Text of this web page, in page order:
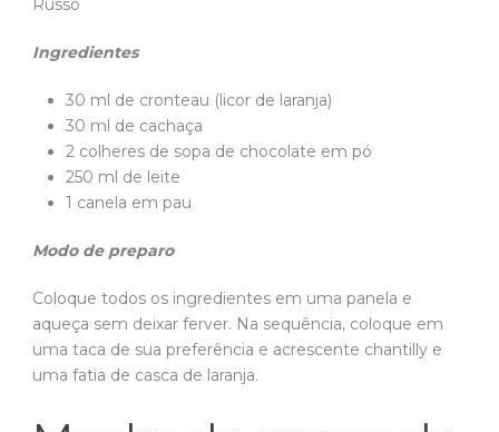
Ingredientes
30 ml de cronteau (licor de laranja)
30 ml de cachaça
2 colheres de sopa de chocolate em pó
250 ml de leite
1 canela em pau
Modo de preparo
Coloque todos os ingredientes em uma panela e
aqueça sem deixar ferver. Na sequência, coloque em
uma taca de sua preferência e acrescente chantilly e
uma fatia de casca de laranja.